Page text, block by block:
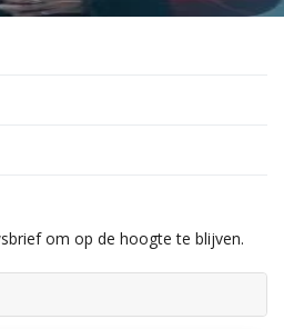
om op de hoogte te blijven.